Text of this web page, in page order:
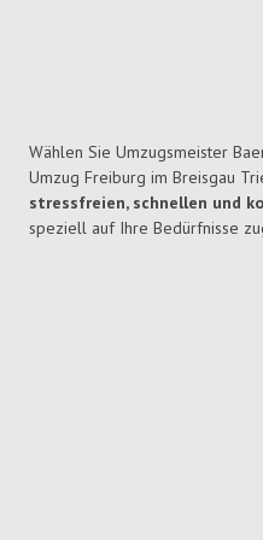
Wählen Sie Umzugsmeister
Umzug Freiburg im Breisgau
stressfreien, schnellen und
speziell auf Ihre Bedürfnisse